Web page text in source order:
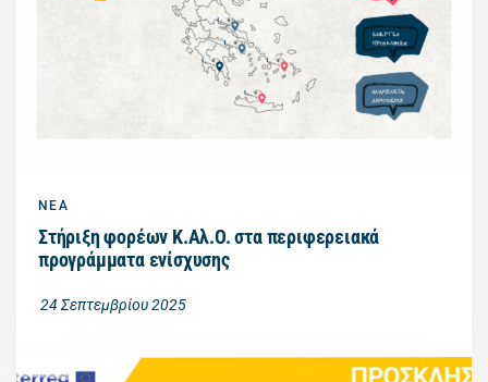
ΝΕΑ
Στήριξη φορέων Κ.Αλ.Ο. στα περιφερειακά
προγράμματα ενίσχυσης
24 Σεπτεμβρίου 2025